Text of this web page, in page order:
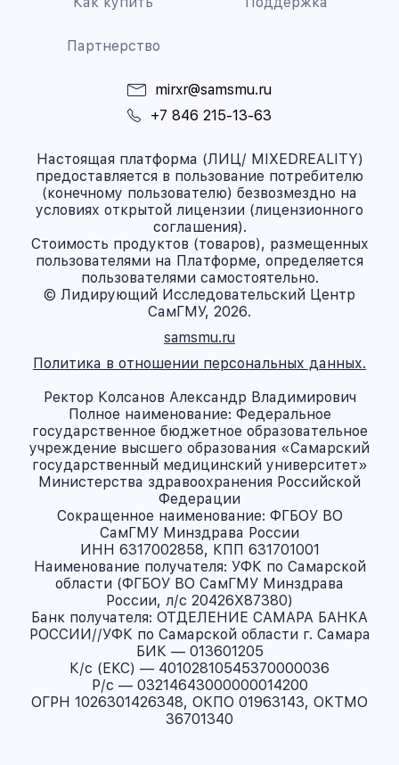
Партнерство
mirxr@samsmu.ru
+7 846 215-13-63
Настоящая платформа (ЛИЦ/ MIXEDREALITY)
предоставляется в пользование потребителю
(конечному пользователю) безвозмездно на
условиях открытой лицензии (лицензионного
соглашения).
Стоимость продуктов (товаров), размещенных
пользователями на Платформе, определяется
пользователями самостоятельно.
© Лидирующий Исследовательский Центр
СамГМУ, 2026.
samsmu.ru
Политика в отношении персональных данных.
Ректор Колсанов Александр Владимирович
Полное наименование: Федеральное
государственное бюджетное образовательное
учреждение высшего образования «Самарский
государственный медицинский университет»
Министерства здравоохранения Российской
Федерации
Сокращенное наименование: ФГБОУ ВО
СамГМУ Минздрава России
ИНН 6317002858, КПП 631701001
Наименование получателя: УФК по Самарской
области (ФГБОУ ВО СамГМУ Минздрава
России, л/с 20426X87380)
Банк получателя: ОТДЕЛЕНИЕ САМАРА БАНКА
РОССИИ//УФК по Самарской области г. Самара
БИК — 013601205
К/с (ЕКС) — 40102810545370000036
Р/с — 03214643000000014200
ОГРН 1026301426348, ОКПО 01963143, ОКТМО
36701340